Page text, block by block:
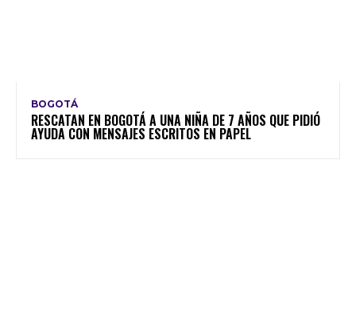
BOGOTÁ
RESCATAN EN BOGOTÁ A UNA NIÑA DE 7 AÑOS QUE PIDIÓ
AYUDA CON MENSAJES ESCRITOS EN PAPEL